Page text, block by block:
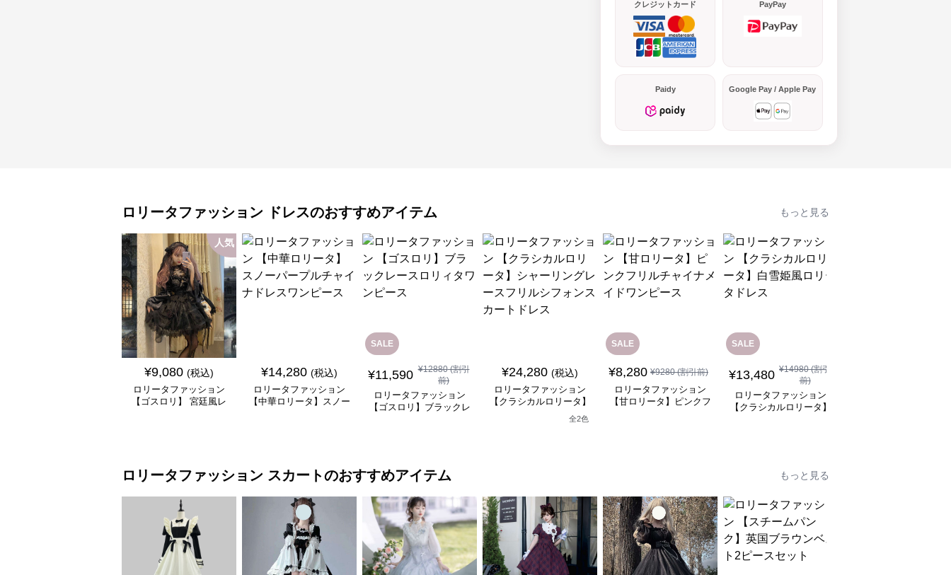
クレジットカード PayPay
Paidy Google Pay / Apple Pay
ロリータファッション ドレスのおすすめアイテム もっと見る
人気
¥9,080 (税込)
ロリータファッション
【ゴスロリ】 宮廷風レ
¥14,280 (税込)
ロリータファッション
【中華ロリータ】スノー
SALE
¥11,590 ¥12880(割引
前)
ロリータファッション
【ゴスロリ】ブラックレ
¥24,280 (税込)
ロリータファッション
【クラシカルロリータ】
シャーリングレースフリ
ルシフォンスカートドレ
全2色
SALE
¥8,280 ¥9280(割引前)
ロリータファッション
【甘ロリータ】ピンクフ
SALE
¥13,480 ¥14980(割引
前)
ロリータファッション
【クラシカルロリータ】
ロリータファッション スカートのおすすめアイテム もっと見る